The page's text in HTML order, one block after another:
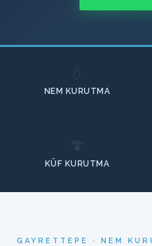
NEM KURUTMA
KÜF KURUTMA
GAYRETTEPE · NEM